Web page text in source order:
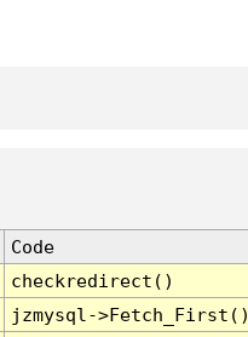
Code
checkredirect()
jzmysql-